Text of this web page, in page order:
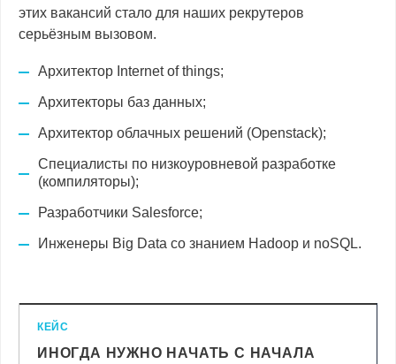
этих вакансий стало для наших рекрутеров
серьёзным вызовом.
Архитектор Internet of things;
Архитекторы баз данных;
Архитектор облачных решений (Openstack);
Специалисты по низкоуровневой разработке
(компиляторы);
Разработчики Salesforce;
Инженеры Big Data со знанием Hadoop и noSQL.
КЕЙС
ИНОГДА НУЖНО НАЧАТЬ С НАЧАЛА